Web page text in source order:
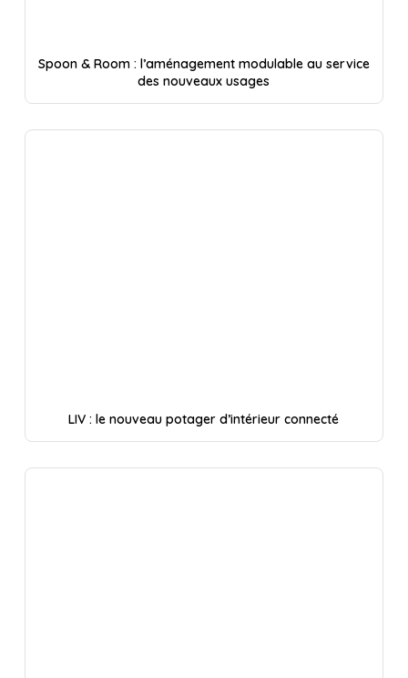
Spoon & Room : l’aménagement modulable au service
des nouveaux usages
LIV : le nouveau potager d’intérieur connecté